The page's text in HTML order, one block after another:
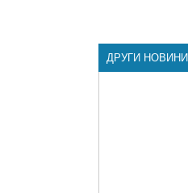
ДРУГИ НОВИНИ